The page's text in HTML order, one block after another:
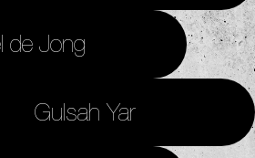
de Jong
Gulsah Yar